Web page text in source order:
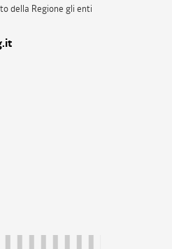
della Regione gli enti